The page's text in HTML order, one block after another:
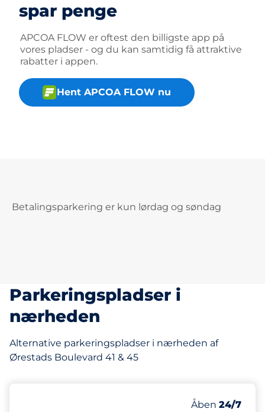
spar penge
APCOA FLOW er oftest den billigste app på
vores pladser - og du kan samtidig få attraktive
rabatter i appen.
Hent APCOA FLOW nu
Betalingsparkering er kun lørdag og søndag
Parkeringspladser i
nærheden
Alternative parkeringspladser i nærheden af
Ørestads Boulevard 41 & 45
Antal
Antal pladser
85
Fredag
Åben 24/7